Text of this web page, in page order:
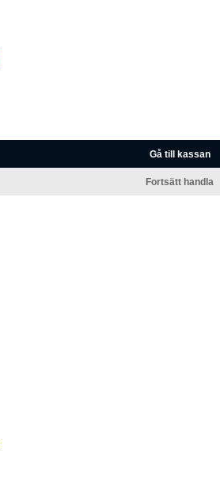
Gå till kassan
Fortsätt handla